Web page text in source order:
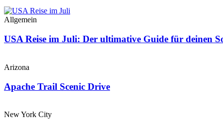
Allgemein
USA Reise im Juli: Der ultimative Guide für deinen
Arizona
Apache Trail Scenic Drive
New York City